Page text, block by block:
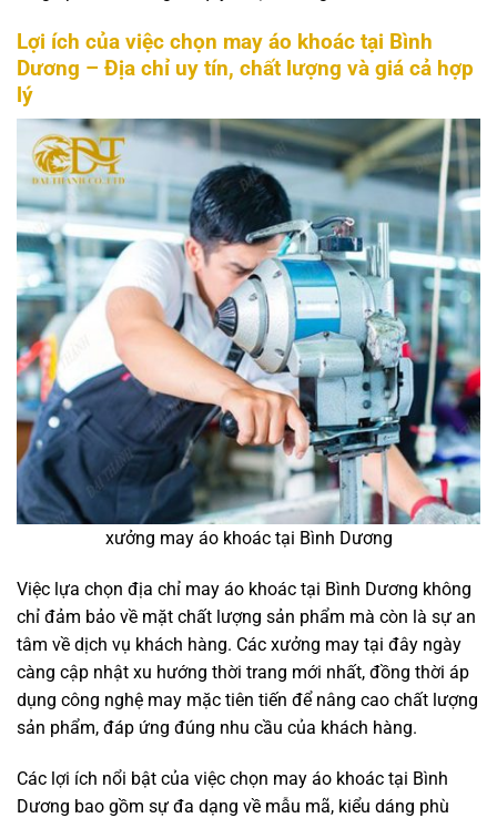
Lợi ích của việc chọn may áo khoác tại Bình
Dương – Địa chỉ uy tín, chất lượng và giá cả hợp
lý
xưởng may áo khoác tại Bình Dương
Việc lựa chọn địa chỉ may áo khoác tại Bình Dương không
chỉ đảm bảo về mặt chất lượng sản phẩm mà còn là sự an
tâm về dịch vụ khách hàng. Các xưởng may tại đây ngày
càng cập nhật xu hướng thời trang mới nhất, đồng thời áp
dụng công nghệ may mặc tiên tiến để nâng cao chất lượng
sản phẩm, đáp ứng đúng nhu cầu của khách hàng.
Các lợi ích nổi bật của việc chọn may áo khoác tại Bình
Dương bao gồm sự đa dạng về mẫu mã, kiểu dáng phù